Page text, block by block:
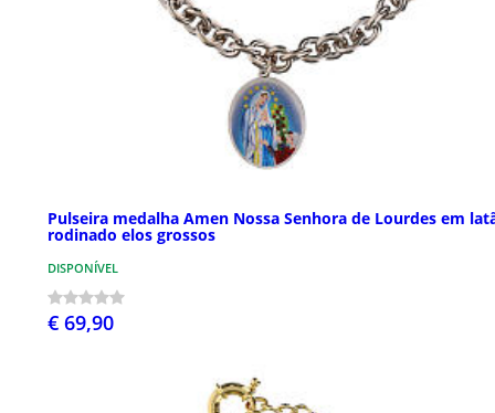
Pulseira medalha Amen Nossa Senhora de Lourdes em
rodinado elos grossos
DISPONÍVEL
€ 69,90